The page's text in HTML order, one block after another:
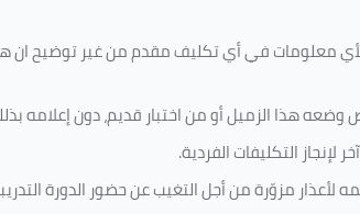
أو لأي معلومات في أي تكليف مقدم من غير توضيح
هذا الزميل أو من اختبار قديم، دون إعلامه
لإنجاز التكليفات الفردية.
مزوّرة من أجل التغيب عن حضور الدورة